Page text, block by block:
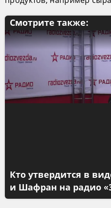
Смотрите также:
Кто утвердится в
и Шафран на радио